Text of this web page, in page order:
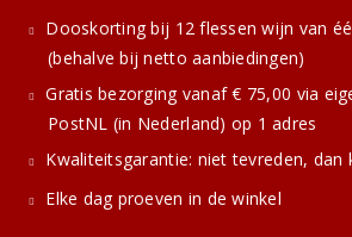
Dooskorting bij 12 flessen wijn van
(behalve bij netto aanbiedingen)
Gratis bezorging vanaf € 75,00 via
PostNL (in Nederland) op 1 adres
Kwaliteitsgarantie: niet tevreden, dan
Elke dag proeven in de winkel